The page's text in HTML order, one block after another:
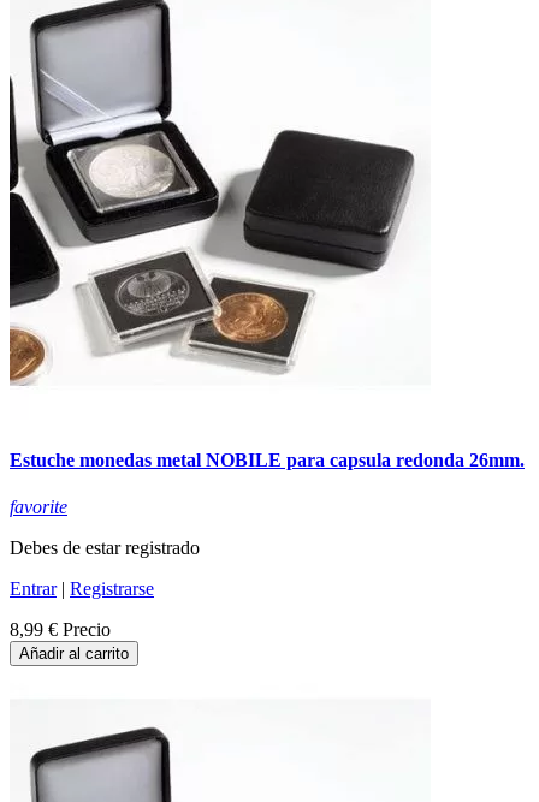
Estuche monedas metal NOBILE para capsula redonda 26mm.
favorite
Debes de estar registrado
Entrar| Registrarse
8,99 € Precio
Añadir al carrito